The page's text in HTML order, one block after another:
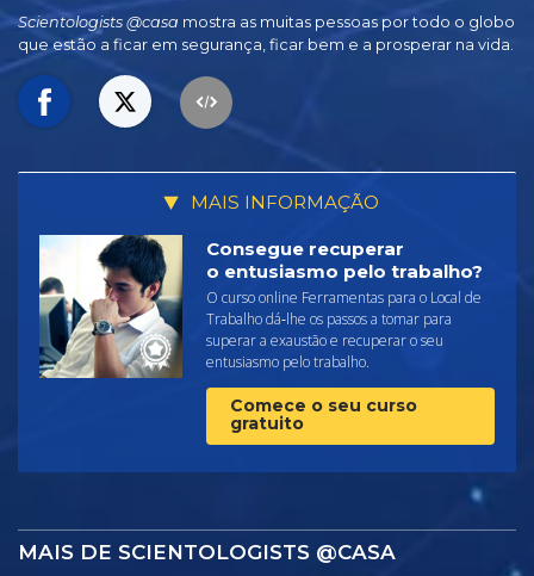
Scientologists @casa mostra as muitas pessoas por todo o globo
que estão a ficar em segurança, ficar bem e a prosperar na vida.
MAIS INFORMAÇÃO
Consegue recuperar
o entusiasmo pelo trabalho?
O curso online Ferramentas para o Local de
Trabalho dá‑lhe os passos a tomar para
superar a exaustão e recuperar o seu
entusiasmo pelo trabalho.
Comece o seu curso
gratuito
MAIS DE SCIENTOLOGISTS @CASA